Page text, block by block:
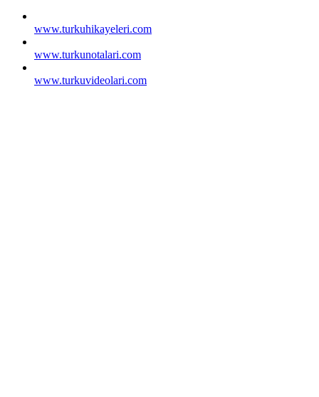
www.turkuhikayeleri.com
www.turkunotalari.com
www.turkuvideolari.com